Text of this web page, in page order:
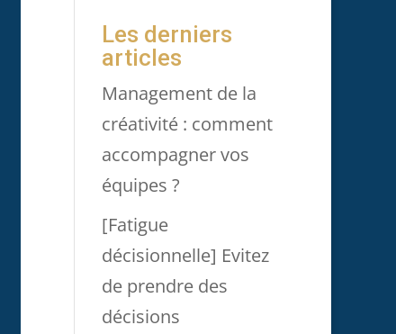
Les derniers
articles
Management de la
créativité : comment
accompagner vos
équipes ?
[Fatigue
décisionnelle] Evitez
de prendre des
décisions